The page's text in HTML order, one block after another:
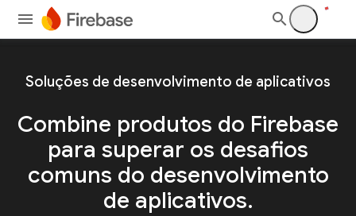
Soluções de desenvolvimento de aplicativos
Combine produtos do Firebase
para superar os desafios
comuns do desenvolvimento
de aplicativos.